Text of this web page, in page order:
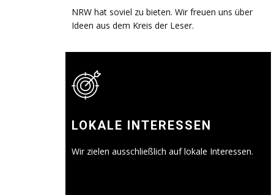
NRW hat soviel zu bieten. Wir freuen uns über
Ideen aus dem Kreis der Leser.
LOKALE INTERESSEN
Wir zielen ausschließlich auf lokale Interessen.